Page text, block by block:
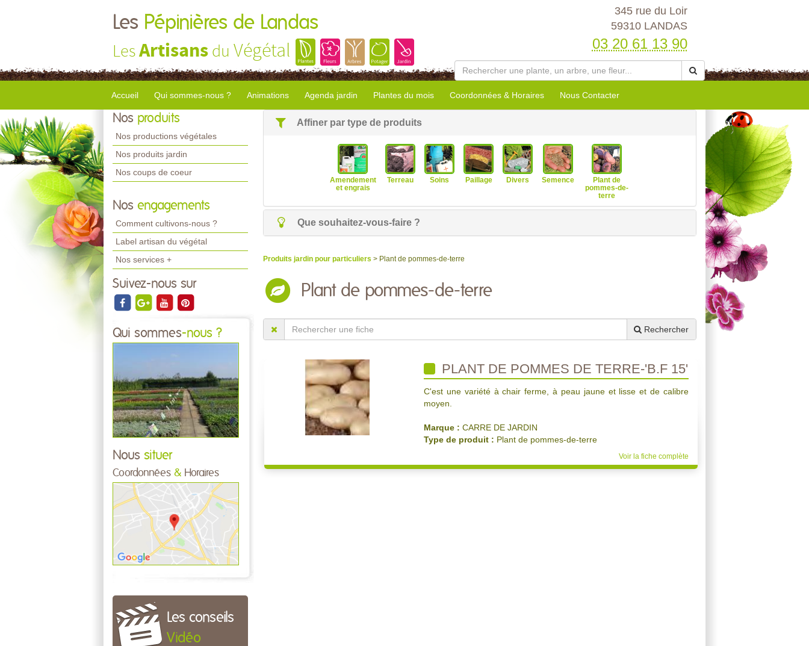
Les Pépinières de Landas
LesArtisans du Végétal
345 rue du Loir
59310 LANDAS
03 20 61 13 90
Accueil Qui sommes-nous ? Animations Agenda jardin Plantes du mois Coordonnées & Horaires Nous Contacter
Nos produits
Nos productions végétales
Nos produits jardin
Nos coups de coeur
Nos engagements
Comment cultivons-nous ?
Label artisan du végétal
Nos services +
Suivez-nous sur
Qui sommes-nous ?
Nous situer
Coordonnées & Horaires
Les conseils
Vidéo
Affiner par type de produits
Amendement
et engrais
Terreau Soins Paillage Divers Semence
Plant de
pommes-de-
terre
Que souhaitez-vous-faire ?
Produits jardin pour particuliers > Plant de pommes-de-terre
Plant de pommes-de-terre
Rechercher
PLANT DE POMMES DE TERRE-'B.F 15'
C'est une variété à chair ferme, à peau jaune et lisse et de calibre
moyen.
Marque : CARRE DE JARDIN
Type de produit : Plant de pommes-de-terre
Voir la fiche complète